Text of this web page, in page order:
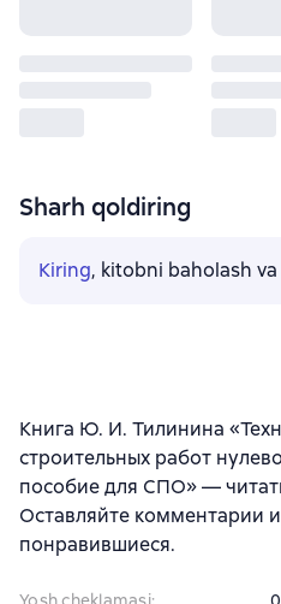
Sharh qoldiring
Kiring, kitobni baholash
Книга Ю. И. Тилинина
строительных работ
пособие для СПО» —
Оставляйте комментарии
понравившиеся.